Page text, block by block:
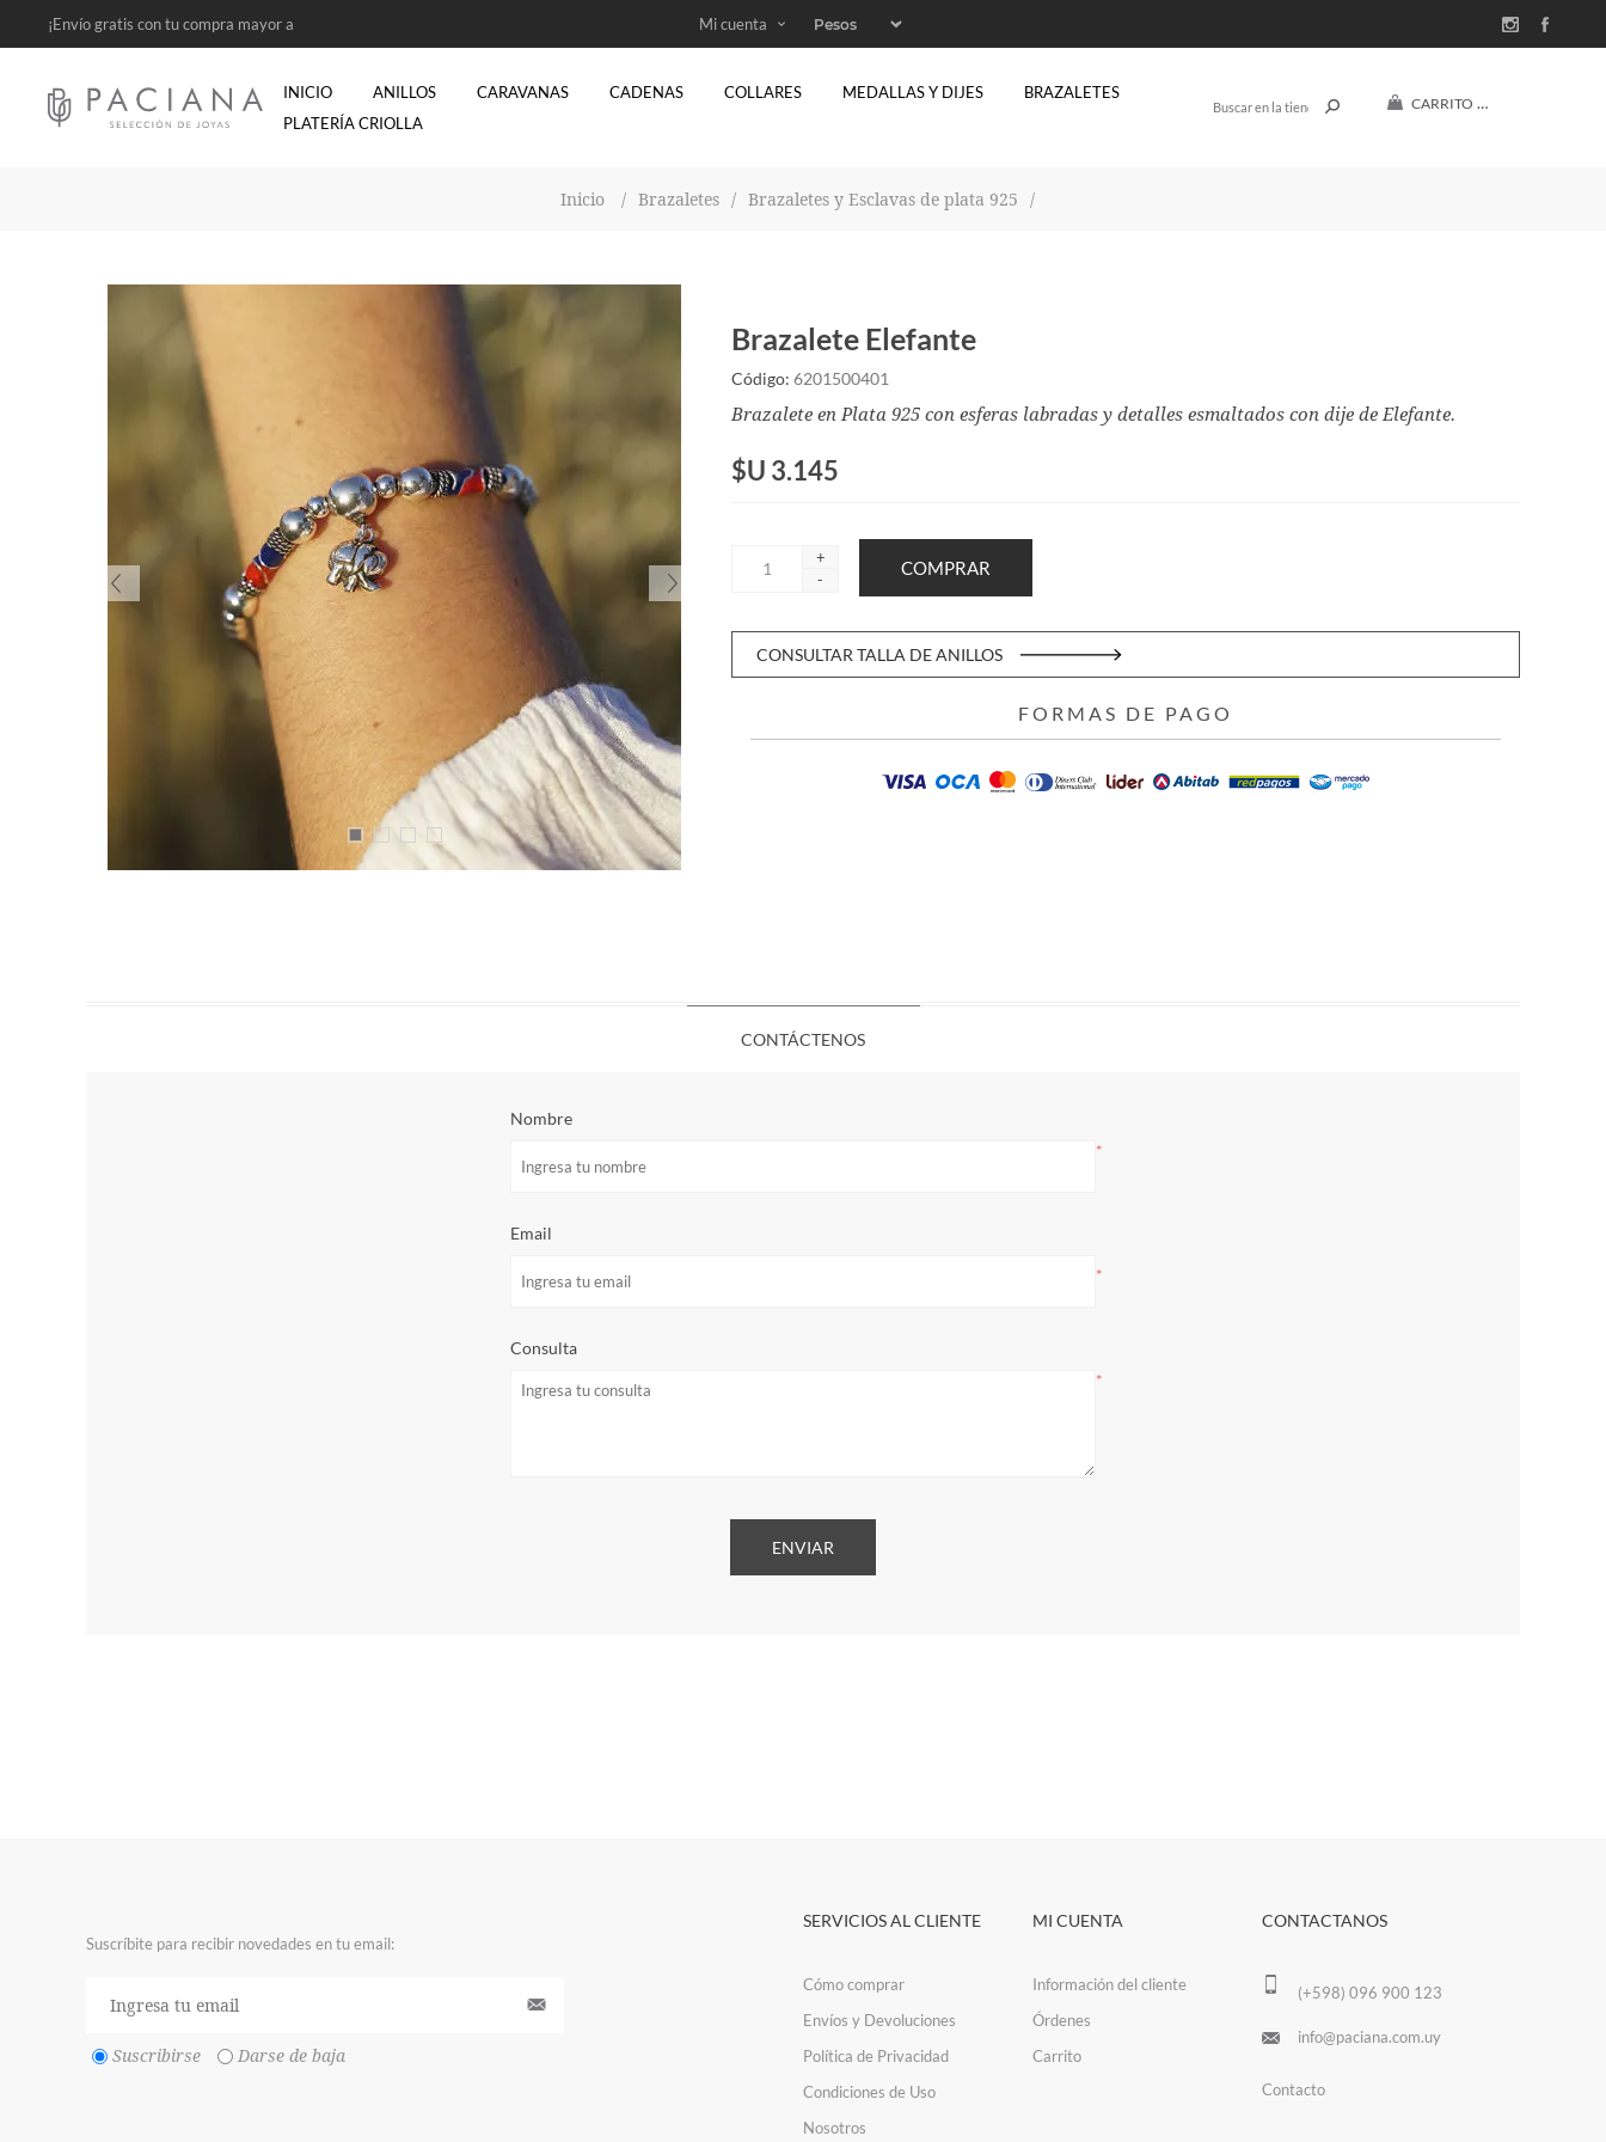
¡Envío gratis con tu compra mayor a Mi cuenta
CARRITO (0)
INICIO ANILLOS CARAVANAS CADENAS COLLARES MEDALLAS Y DIJES
BRAZALETES
PLATERÍA CRIOLLA
Inicio / Brazaletes / Brazaletes y Esclavas de plata 925 /
Brazalete Elefante
Código: 6201500401
Brazalete en Plata 925 con esferas labradas y detalles esmaltados con dije de Elefante.
$U 3.145
+
-
CONSULTAR TALLA DE ANILLOS
FORMAS DE PAGO
CONTÁCTENOS
Nombre
*
Email
*
Consulta
*
Suscríbite para recibir novedades en tu email:
Suscribirse Darse de baja
SERVICIOS AL CLIENTE
Cómo comprar
Envíos y Devoluciones
Política de Privacidad
Condiciones de Uso
Nosotros
MI CUENTA
Información del cliente
Órdenes
Carrito
CONTACTANOS
(+598) 096 900 123
info@paciana.com.uy
Contacto